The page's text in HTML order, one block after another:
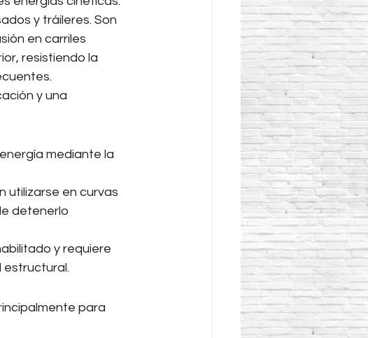
y tráileres. Son
en carriles
resistiendo la
y una
mediante la
utilizarse en curvas
detenerlo
y requiere
estructural.
para